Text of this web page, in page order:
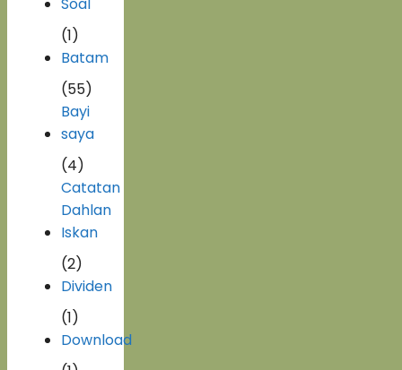
(1)
Batam
(55)
Bayi
saya
(4)
Catatan
Dahlan
Iskan
(2)
Dividen
(1)
Download